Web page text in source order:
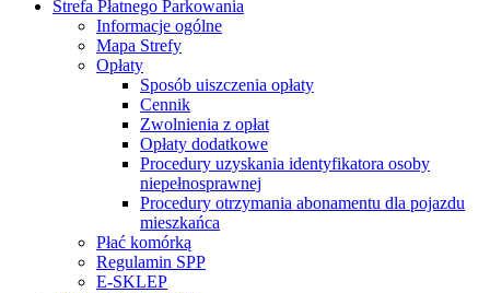
Strefa Płatnego Parkowania
Informacje ogólne
Mapa Strefy
Opłaty
Sposób uiszczenia opłaty
Cennik
Zwolnienia z opłat
Opłaty dodatkowe
Procedury uzyskania identyfikatora osoby
niepełnosprawnej
Procedury otrzymania abonamentu dla pojazdu
mieszkańca
Płać komórką
Regulamin SPP
E-SKLEP